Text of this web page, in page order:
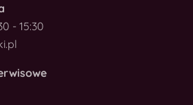
- 15:30